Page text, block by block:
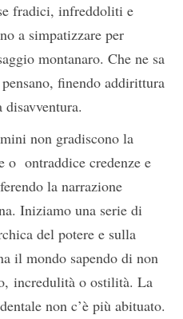
fradici, infreddoliti e
a simpatizzare per
montanaro. Che ne sa
finendo addirittura
non gradiscono la
o ontraddice credenze e
la narrazione
Iniziamo una serie di
del potere e sulla
il mondo sapendo di non
incredulità o ostilità. La
non c’è più abituato.